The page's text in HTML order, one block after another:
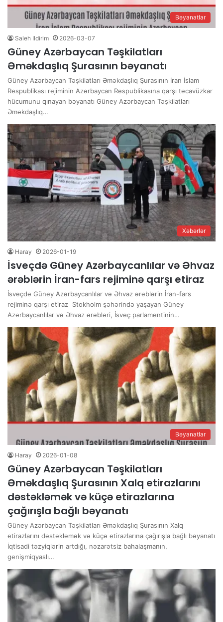
Bəyanatlar
Saleh Ildirim 2026-03-07
Güney Azərbaycan Təşkilatları
Əməkdaşlıq Şurasının bəyanatı
Güney Azərbaycan Təşkilatları Əməkdaşlıq Şurasının İran İslam
Respublikası rejiminin Azərbaycan Respublikasına qarşı təcavüzkar
hücumunu qınayan bəyanatı Güney Azərbaycan Təşkilatları
Əməkdaşlıq…
Xəbərlər
Haray 2026-01-19
İsveçdə Güney Azərbaycanlılar və Əhvaz
ərəblərin İran-fars rejiminə qarşı etiraz
İsveçdə Güney Azərbaycanlılar və Əhvaz ərəblərin İran-fars
rejiminə qarşı etiraz Stokholm şəhərində yaşayan Güney
Azərbaycanlılar və Əhvaz ərəbləri, İsveç parlamentinin…
Bəyanatlar
Haray 2026-01-08
Güney Azərbaycan Təşkilatları
Əməkdaşlıq Şurasının Xalq etirazlarını
dəstəkləmək və küçə etirazlarına
çağırışla bağlı bəyanatı
Güney Azərbaycan Təşkilatları Əməkdaşlıq Şurasının Xalq
etirazlarını dəstəkləmək və küçə etirazlarına çağırışla bağlı bəyanatı
İqtisadi təzyiqlərin artdığı, nəzarətsiz bahalaşmanın,
genişmiqyaslı…